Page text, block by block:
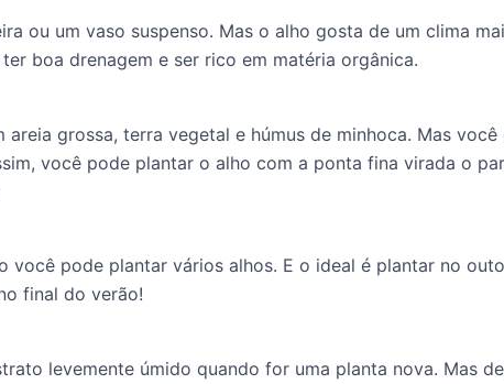
ou um vaso suspenso. Mas o alho gosta de um clima
boa drenagem e ser rico em matéria orgânica.
grossa, terra vegetal e húmus de minhoca. Mas
você pode plantar o alho com a ponta fina virada o
você pode plantar vários alhos. E o ideal é plantar no
final do verão!
levemente úmido quando for uma planta nova. Mas